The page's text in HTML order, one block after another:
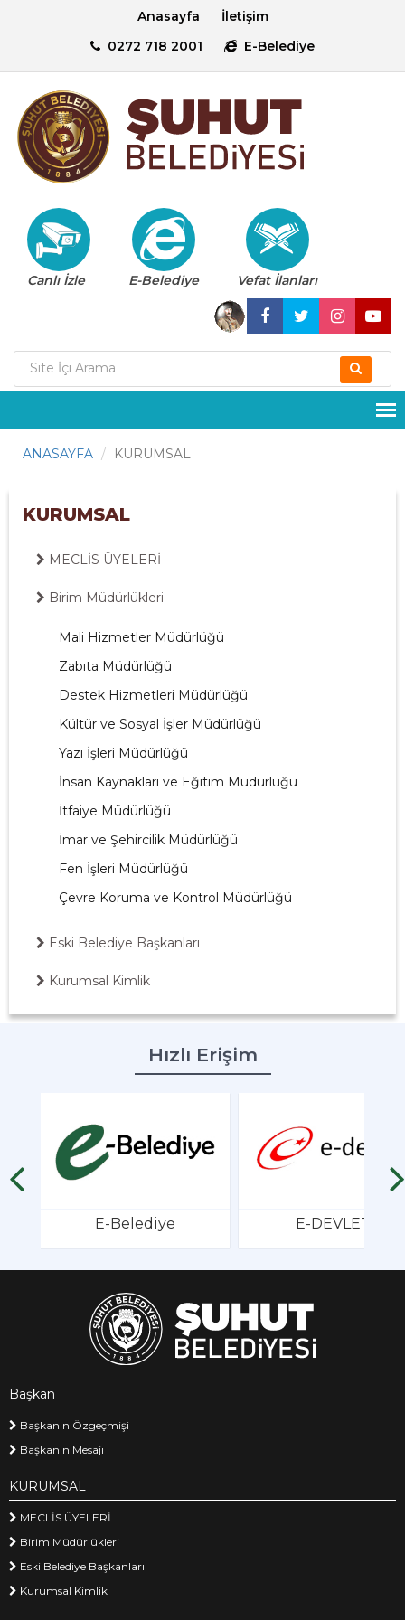
Anasayfa
İletişim
0272 718 2001
E-Belediye
Canlı İzle E-Belediye Vefat İlanları
ANASAYFA KURUMSAL
KURUMSAL
MECLİS ÜYELERİ
Birim Müdürlükleri
Mali Hizmetler Müdürlüğü
Zabıta Müdürlüğü
Destek Hizmetleri Müdürlüğü
Kültür ve Sosyal İşler Müdürlüğü
Yazı İşleri Müdürlüğü
İnsan Kaynakları ve Eğitim Müdürlüğü
İtfaiye Müdürlüğü
İmar ve Şehircilik Müdürlüğü
Fen İşleri Müdürlüğü
Çevre Koruma ve Kontrol Müdürlüğü
Eski Belediye Başkanları
Kurumsal Kimlik
Hızlı Erişim
E-Belediye E-DEVLET
Başkan
Başkanın Özgeçmişi
Başkanın Mesajı
KURUMSAL
MECLİS ÜYELERİ
Birim Müdürlükleri
Eski Belediye Başkanları
Kurumsal Kimlik